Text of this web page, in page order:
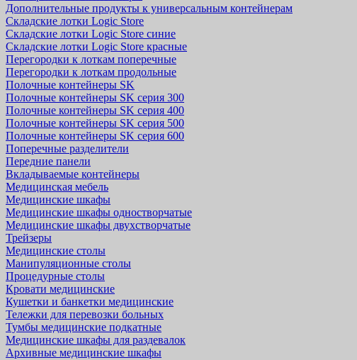
Дополнительные продукты к универсальным контейнерам
Складские лотки Logic Store
Складские лотки Logic Store синие
Складские лотки Logic Store красные
Перегородки к лоткам поперечные
Перегородки к лоткам продольные
Полочные контейнеры SK
Полочные контейнеры SK серия 300
Полочные контейнеры SK серия 400
Полочные контейнеры SK серия 500
Полочные контейнеры SK серия 600
Поперечные разделители
Передние панели
Вкладываемые контейнеры
Медицинская мебель
Медицинские шкафы
Медицинские шкафы одностворчатые
Медицинские шкафы двухстворчатые
Трейзеры
Медицинские столы
Манипуляционные столы
Процедурные столы
Кровати медицинские
Кушетки и банкетки медицинские
Тележки для перевозки больных
Тумбы медицинские подкатные
Медицинские шкафы для раздевалок
Архивные медицинские шкафы